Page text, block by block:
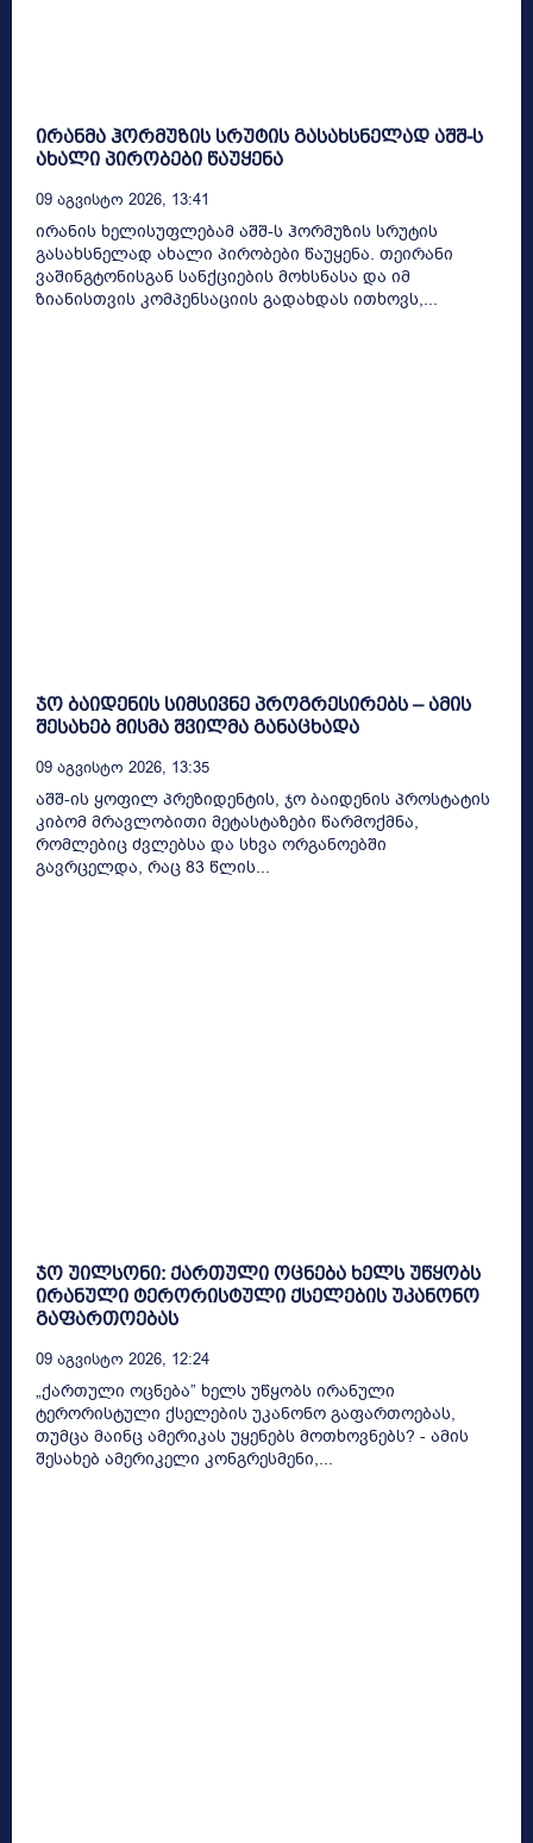
ირანმა ჰორმუზის სრუტის გასახსნელად აშშ-ს
ახალი პირობები წაუყენა
09 Აგვისტო 2026, 13:41
ირანის ხელისუფლებამ აშშ-ს ჰორმუზის სრუტის
გასახსნელად ახალი პირობები წაუყენა. თეირანი
ვაშინგტონისგან სანქციების მოხსნასა და იმ
ზიანისთვის კომპენსაციის გადახდას ითხოვს,...
ჯო ბაიდენის სიმსივნე პროგრესირებს – ამის
შესახებ მისმა შვილმა განაცხადა
09 Აგვისტო 2026, 13:35
აშშ-ის ყოფილ პრეზიდენტის, ჯო ბაიდენის პროსტატის
კიბომ მრავლობითი მეტასტაზები წარმოქმნა,
რომლებიც ძვლებსა და სხვა ორგანოებში
გავრცელდა, რაც 83 წლის...
ჯო უილსონი: ქართული ოცნება ხელს უწყობს
ირანული ტერორისტული ქსელების უკანონო
გაფართოებას
09 Აგვისტო 2026, 12:24
„ქართული ოცნება” ხელს უწყობს ირანული
ტერორისტული ქსელების უკანონო გაფართოებას,
თუმცა მაინც ამერიკას უყენებს მოთხოვნებს? - ამის
შესახებ ამერიკელი კონგრესმენი,...